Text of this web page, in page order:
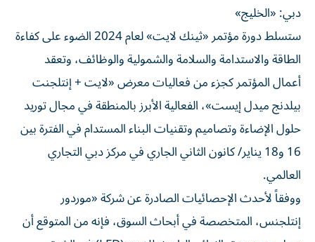
دبي: «الخليج»
ستسلط دورة مؤتمر «ثينك لايت» لعام 2024 الضوء على كفاءة
الطاقة والاستدامة والسلامة والشمولية والوظائف، وتعقد
أعمال المؤتمر كجزء من فعاليات معرض «لايت + إنتلجنت
بيلدنج ميدل إيست»، الفعالية الأبرز بالمنطقة في مجال توريد
حلول الإضاءة وتصاميم وتقنيات البناء المستدام في الفترة بين
16 و18 يناير/ كانون الثاني الجاري في مركز دبي التجاري
العالمي.
ووفقاً لأحدث الإحصائيات الصادرة عن شركة «موردور
إنتلجنس، المتخصصة في أبحاث السوق، فإنه من المتوقع أن